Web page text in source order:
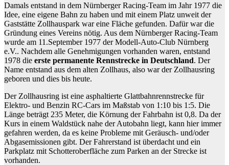
Damals entstand in dem Nürnberger Racing-Team im Jahr 1977 die
Idee, eine eigene Bahn zu haben und mit einem Platz unweit der
Gaststätte Zollhauspark war eine Fläche gefunden. Dafür war die
Gründung eines Vereins nötig. Aus dem Nürnberger Racing-Team
wurde am 11.September 1977 der Modell-Auto-Club Nürnberg
e.V.. Nachdem alle Genehmigungen vorhanden waren, entstand
1978 die erste permanente Rennstrecke in Deutschland. Der
Name entstand aus dem alten Zollhaus, also war der Zollhausring
geboren und dies bis heute.
Der Zollhausring ist eine asphaltierte Glattbahnrennstrecke für
Elektro- und Benzin RC-Cars im Maßstab von 1:10 bis 1:5. Die
Länge beträgt 235 Meter, die Körnung der Fahrbahn ist 0,8. Da der
Kurs in einem Waldstück nahe der Autobahn liegt, kann hier immer
gefahren werden, da es keine Probleme mit Geräusch- und/oder
Abgasemissionen gibt. Der Fahrerstand ist überdacht und ein
Parkplatz mit Schotteroberfläche zum Parken an der Strecke ist
vorhanden.